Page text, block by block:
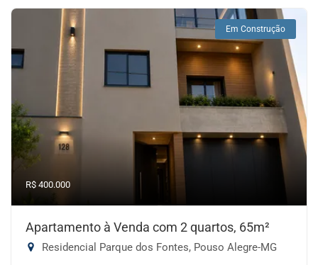
Em Construção
R$ 400.000
Apartamento à Venda com 2 quartos, 65m²
Residencial Parque dos Fontes, Pouso Alegre-MG